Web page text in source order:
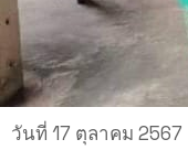
วันที่ 17 ตุลาคม 2567